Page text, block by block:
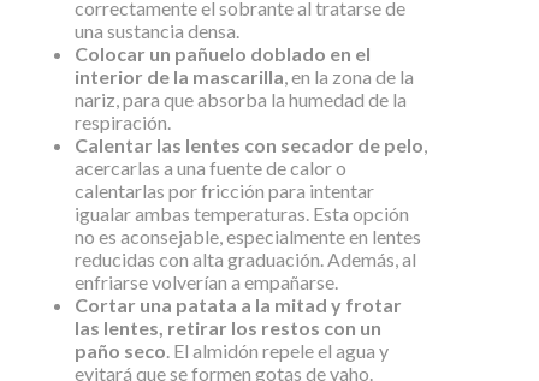
correctamente el sobrante al tratarse de
una sustancia densa.
Colocar un pañuelo doblado en el
interior de la mascarilla, en la zona de la
nariz, para que absorba la humedad de la
respiración.
Calentar las lentes con secador de pelo,
acercarlas a una fuente de calor o
calentarlas por fricción para intentar
igualar ambas temperaturas. Esta opción
no es aconsejable, especialmente en lentes
reducidas con alta graduación. Además, al
enfriarse volverían a empañarse.
Cortar una patata a la mitad y frotar
las lentes, retirar los restos con un
paño seco. El almidón repele el agua y
evitará que se formen gotas de vaho.